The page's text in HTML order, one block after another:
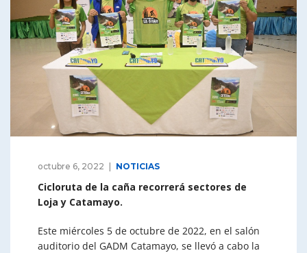
octubre 6, 2022 NOTICIAS
Cicloruta de la caña recorrerá sectores de
Loja y Catamayo.
Este miércoles 5 de octubre de 2022, en el salón
auditorio del GADM Catamayo, se llevó a cabo la